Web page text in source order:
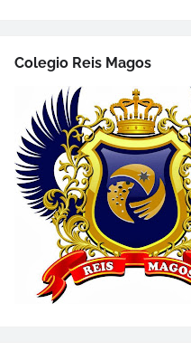
Colegio Reis Magos